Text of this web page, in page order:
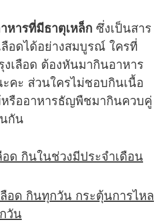
หารที่มีธาตุเหล็ก ซึ่งเป็นสาร
อดได้อย่างสมบูรณ์ ใครที่
เลือด ต้องหันมากินอาหาร
คะ ส่วนใครไม่ชอบกินเนื้อ
รืออาหารธัญพืชมากินควบคู่
กัน
อด กินในช่วงมีประจำเดือน
ลือด กินทุกวัน กระตุ้นการไหล
วัน